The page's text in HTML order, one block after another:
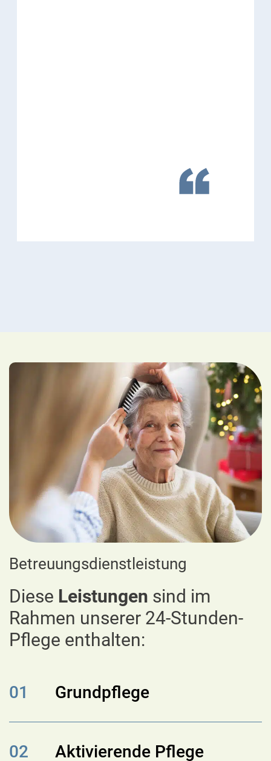
Betreuungsdienstleistung
Diese Leistungen sind im
Rahmen unserer 24-Stunden-
Pflege enthalten:
01 Grundpflege
02 Aktivierende Pflege